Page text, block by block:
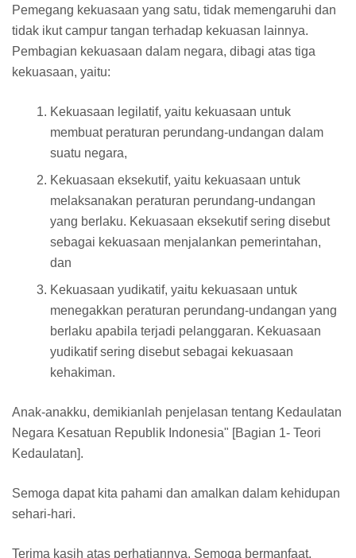
Pemegang kekuasaan yang satu, tidak memengaruhi dan
tidak ikut campur tangan terhadap kekuasan lainnya.
Pembagian kekuasaan dalam negara, dibagi atas tiga
kekuasaan, yaitu:
Kekuasaan legilatif, yaitu kekuasaan untuk
membuat peraturan perundang-undangan dalam
suatu negara,
Kekuasaan eksekutif, yaitu kekuasaan untuk
melaksanakan peraturan perundang-undangan
yang berlaku. Kekuasaan ekseku­tif­ sering disebut
sebagai kekuasaan menjalankan pemerintahan,
dan
Kekuasaan yudikatif, yaitu kekuasaan untuk
menegakkan peraturan perundang-undangan yang
berlaku apabila terjadi pelanggaran. Kekuasaan
yudikatif sering disebut sebagai kekuasaan
kehakiman.
Anak-anakku, demikianlah penjelasan tentang Kedaulatan
Negara Kesatuan Republik Indonesia" [Bagian 1- Teori
Kedaulatan].
Semoga dapat kita pahami dan amalkan dalam kehidupan
sehari-hari.
Terima kasih atas perhatiannya. Semoga bermanfaat.